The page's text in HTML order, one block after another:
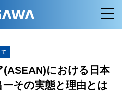
(ASEAN)における日本
ーその実態と理由とは